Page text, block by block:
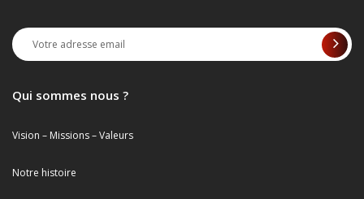
Qui sommes nous ?
Vision – Missions – Valeurs
Notre histoire